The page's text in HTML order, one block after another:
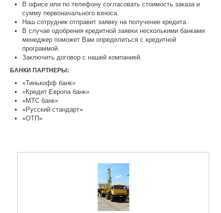
В офисе или по телефону согласовать стоимость заказа и
сумму первоначального взноса.
Наш сотрудник отправит заявку на получение кредита.
В случае одобрения кредитной заявки несколькими банками
менеджер поможет Вам определиться с кредитной
программой.
Заключить договор с нашей компанией.
БАНКИ ПАРТНЕРЫ:
«Тинькофф банк»
«Кредит Европа банк»
«МТС банк»
«Русский стандарт»
«ОТП»